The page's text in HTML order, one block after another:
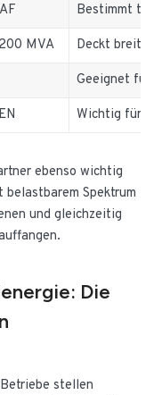
Bestimmt
MVA Deckt breite
Geeignet für
Wichtig für
ebenso wichtig
Spektrum
und gleichzeitig
Die
stellen